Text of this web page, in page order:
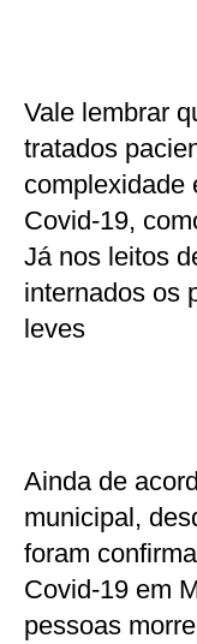
Vale lembrar
tratados
complexidade
Covid-19,
Já nos leitos
internados os
leves
Ainda de
municipal,
foram
Covid-19 em
pessoas